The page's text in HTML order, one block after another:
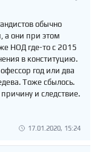
обычно
а они при этом
НОД где-то с 2015
в конституцию.
год или два
Тоже сбылось.
и следствие.
17.01.2020, 15:24